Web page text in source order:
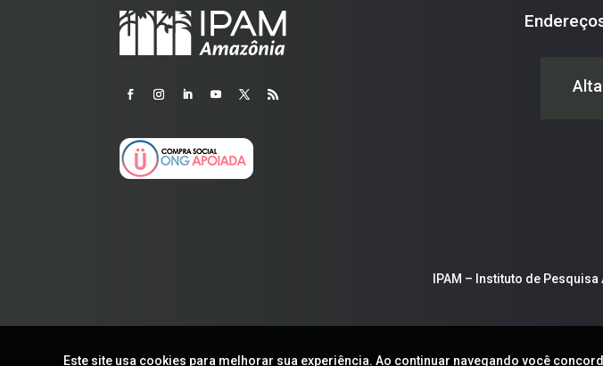
IPAM – Instituto de
Este site usa cookies para melhorar sua experiência. Ao continuar navegando você